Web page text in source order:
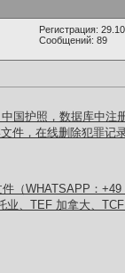
Регистрация:
Сообщений: 89
国护照，数据库中注
件，在线删除犯罪记录
（WHATSAPP：+49
业、TEF 加拿大、